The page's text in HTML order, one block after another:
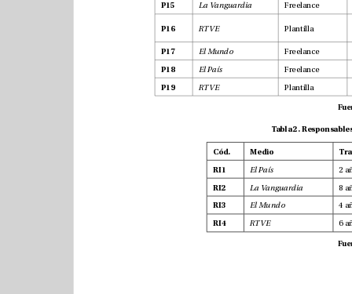
P15 La Vanguardia Freelance
P16 RTVE Plantilla
P17 El Mundo
P18 El País Freelance
P19 RTVE Plantilla
Cód.Medio
RI1 El País
RI2 La Vanguardia
RI3 El Mundo
RI4 RTVE